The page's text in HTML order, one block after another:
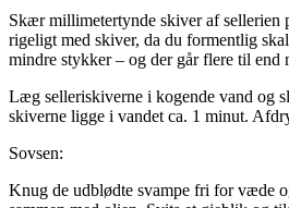
Skær millimetertynde skiver af sellerien
rigeligt med skiver, da du formentlig
mindre stykker – og der går flere til end
Læg selleriskiverne i kogende vand og
skiverne ligge i vandet ca. 1 minut.
Sovsen:
Knug de udblødte svampe fri for væde